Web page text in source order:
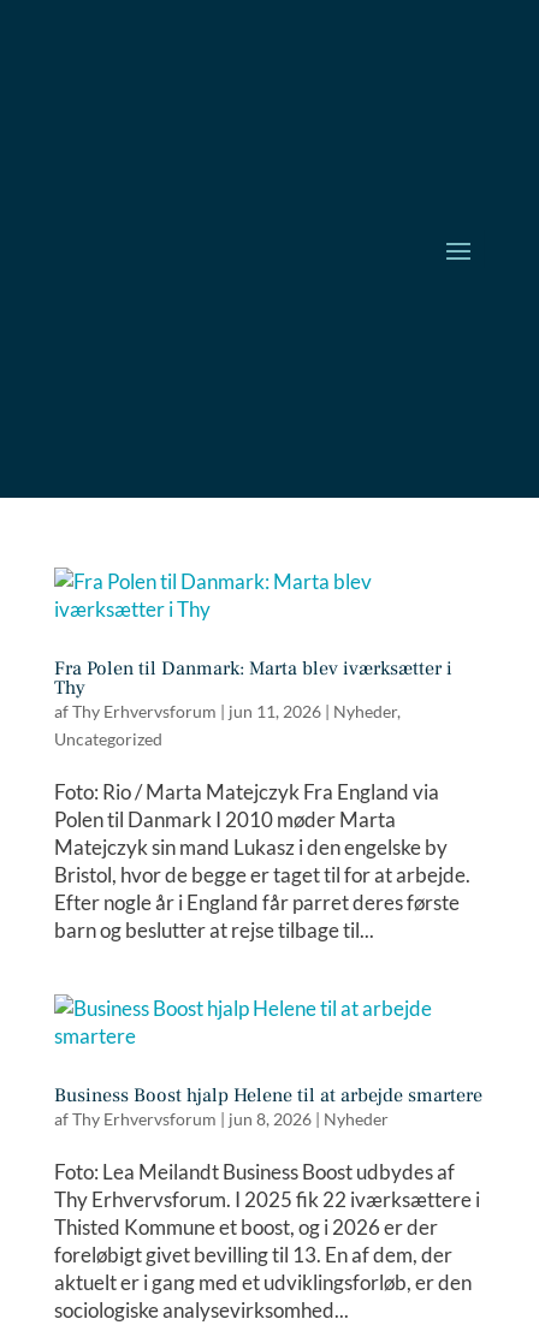
Fra Polen til Danmark: Marta blev iværksætter i
Thy
afThy Erhvervsforum | jun 11, 2026| Nyheder,
Uncategorized
Foto: Rio / Marta Matejczyk Fra England via
Polen til Danmark I 2010 møder Marta
Matejczyk sin mand Lukasz i den engelske by
Bristol, hvor de begge er taget til for at arbejde.
Efter nogle år i England får parret deres første
barn og beslutter at rejse tilbage til...
Business Boost hjalp Helene til at arbejde smartere
afThy Erhvervsforum | jun 8, 2026| Nyheder
Foto: Lea Meilandt Business Boost udbydes af
Thy Erhvervsforum. I 2025 fik 22 iværksættere i
Thisted Kommune et boost, og i 2026 er der
foreløbigt givet bevilling til 13. En af dem, der
aktuelt er i gang med et udviklingsforløb, er den
sociologiske analysevirksomhed...